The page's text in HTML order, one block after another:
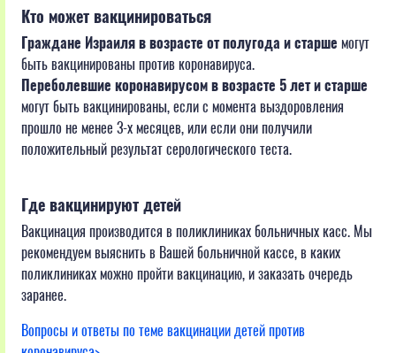
Кто может вакцинироваться
Граждане Израиля в возрасте от полугода и старше могут
быть вакцинированы против коронавируса.
Переболевшие коронавирусом в возрасте 5 лет и старше
могут быть вакцинированы, если с момента выздоровления
прошло не менее 3-x месяцев, или если они получили
положительный результат серологического теста.
Где вакцинируют детей
Вакцинация производится в поликлиниках больничных касс. Мы
рекомендуем выяснить в Вашей больничной кассе, в каких
поликлиниках можно пройти вакцинацию, и заказать очередь
заранее.
Вопросы и ответы по теме вакцинации детей против